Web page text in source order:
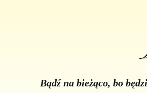
Bądź na bieżąco, bo